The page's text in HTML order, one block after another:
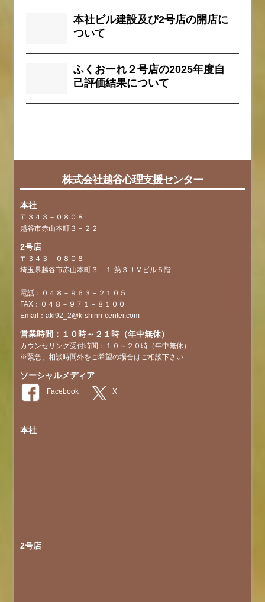
本社ビル建設及び2号店の開店に
ついて
ふくおーれ２号店の2025年度自
己評価結果について
株式会社越谷心理支援センター
本社
〒３４３－０８０８
越谷市赤山本町３－２２
2号店
〒３４３－０８０８
埼玉県越谷市赤山本町３－１ 第３ＪＭビル５階
電話：０４８－９６３－２１０５
FAX：０４８－９７１－８１００
Email：aki92_2@k-shinri-center.com
営業時間：１０時～２１時（年中無休）
カウンセリング受付時間：１０～２０時（年中無休）
※緊急、相談時間外をご希望の場合はご相談下さい
ソーシャルメディア
本社
2号店